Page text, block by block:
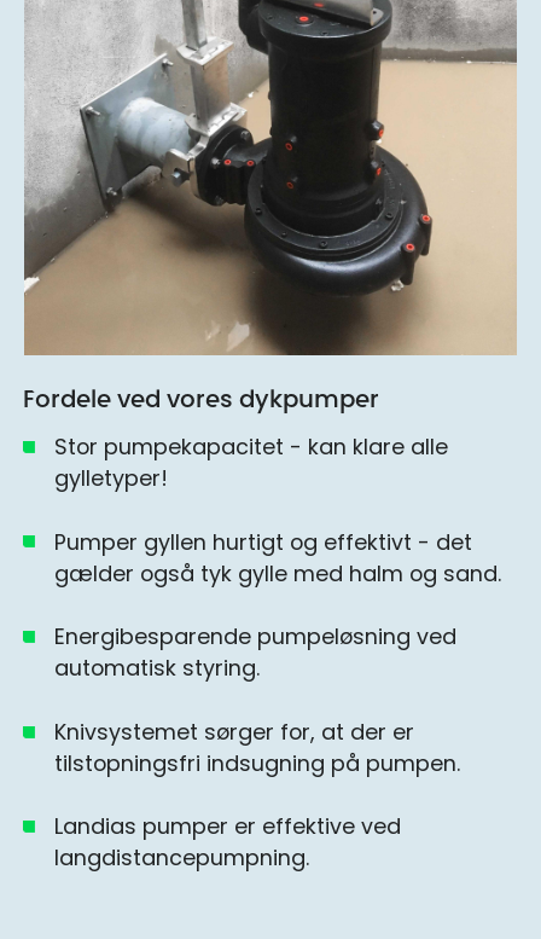
Fordele ved vores dykpumper
Stor pumpekapacitet - kan klare alle
gylletyper!
Pumper gyllen hurtigt og effektivt - det
gælder også tyk gylle med halm og sand.
Energibesparende pumpeløsning ved
automatisk styring.
Knivsystemet sørger for, at der er
tilstopningsfri indsugning på pumpen.
Landias pumper er effektive ved
langdistancepumpning.